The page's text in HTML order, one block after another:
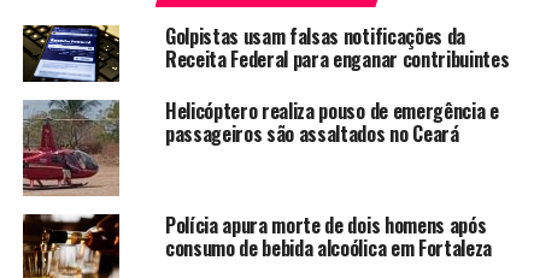
fotografadas e registradas, e os vestígios analisados são
apontados diretamente na tela. Graças às luzes que
emitem diferentes tipos de ondas, como ultravioleta e
infravermelho, o tablet reflete em tempo real no objeto
os pontos onde os materiais foram identificados.
TÓPICOS RELACIONADOS:
INOVADOR
NOTÍCIAS OCULTOS POLICIA
TABLET
UTILIZA
VESTÍGIOS
Golpistas usam falsas notificações da
Receita Federal para enganar contribuintes
Helicóptero realiza pouso de emergência e
passageiros são assaltados no Ceará
Polícia apura morte de dois homens após
consumo de bebida alcoólica em Fortaleza